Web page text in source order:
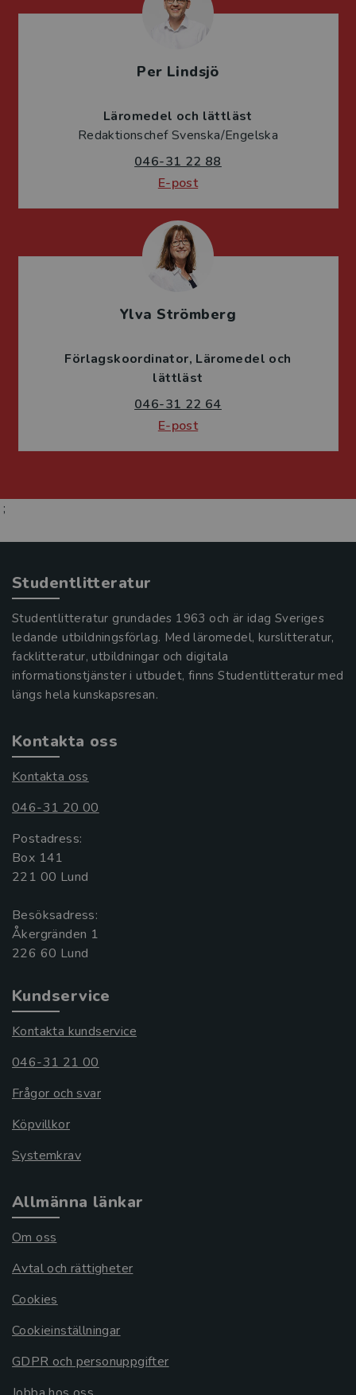
Per Lindsjö
Läromedel och lättläst
Redaktionschef Svenska/Engelska
046-31 22 88
E-post
Ylva Strömberg
Förlagskoordinator Läromedel och
lättläst
046-31 22 64
E-post
;
Studentlitteratur
Studentlitteratur grundades 1963 och är idag Sveriges
ledande utbildningsförlag. Med läromedel, kurslitteratur,
facklitteratur, utbildningar och digitala
informationstjänster i utbudet, finns Studentlitteratur med
längs hela kunskapsresan.
Kontakta oss
Kontakta oss
046-31 20 00
Postadress:
Box 141
221 00 Lund
Besöksadress:
Åkergränden 1
Kundservice
Kontakta kundservice
046-31 21 00
Frågor och svar
Köpvillkor
Systemkrav
Allmänna länkar
Om oss
Avtal och rättigheter
Cookies
Cookieinställningar
GDPR och personuppgifter